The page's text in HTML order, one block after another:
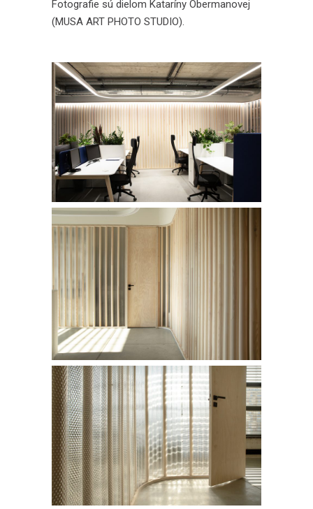
Fotografie sú dielom Kataríny Obermanovej
(MUSA ART PHOTO STUDIO).